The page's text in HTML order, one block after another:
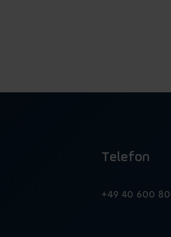
Telefon
+49 40 600